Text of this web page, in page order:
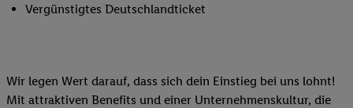
Vergünstigtes Deutschlandticket
Wir legen Wert darauf, dass sich dein Einstieg bei uns lohnt!
Mit attraktiven Benefits und einer Unternehmenskultur, die